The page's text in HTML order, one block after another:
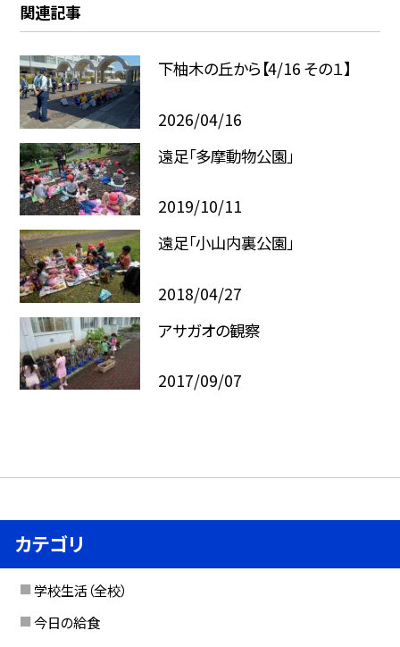
関連記事
下柚木の丘から【4/16 その１】
2026/04/16
遠足「多摩動物公園」
2019/10/11
遠足「小山内裏公園」
2018/04/27
アサガオの観察
2017/09/07
カテゴリ
学校生活（全校）
今日の給食